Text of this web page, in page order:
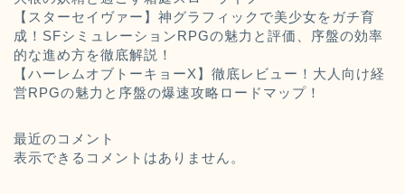
【スターセイヴァー】神グラフィックで美少女をガチ育
成！SFシミュレーションRPGの魅力と評価、序盤の効率
的な進め方を徹底解説！
【ハーレムオブトーキョーX】徹底レビュー！大人向け経
営RPGの魅力と序盤の爆速攻略ロードマップ！
最近のコメント
表示できるコメントはありません。